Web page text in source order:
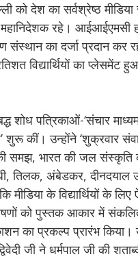
को देश का सर्वश्रेष्ठ
रहे। आईआईएमसी
संस्थान का दर्जा प्रदान
विद्यार्थियों का प्लेसमेंट
शोध पत्रिकाओं-‘संचार
शुरू कीं। उन्होंने ‘शुक्रवार
समझ, भारत की जल
अंबेडकर, दीनदयाल
मीडिया के विद्यार्थियों
को पुस्तक आकार में
प्रकल्प प्रारंभ किया।
जी ने धर्मपाल जी की